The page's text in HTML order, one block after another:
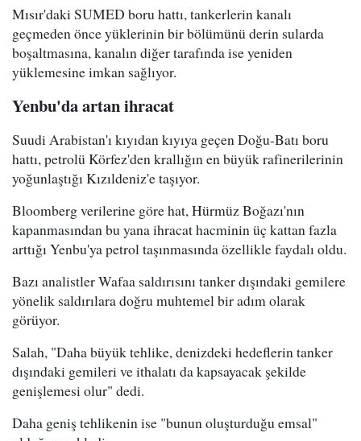
Mısır'daki SUMED boru hattı, tankerlerin kanalı
geçmeden önce yüklerinin bir bölümünü derin sularda
boşaltmasına, kanalın diğer tarafında ise yeniden
yüklemesine imkan sağlıyor.
Yenbu'da artan ihracat
Suudi Arabistan'ı kıyıdan kıyıya geçen Doğu-Batı boru
hattı, petrolü Körfez'den krallığın en büyük rafinerilerinin
yoğunlaştığı Kızıldeniz'e taşıyor.
Bloomberg verilerine göre hat, Hürmüz Boğazı'nın
kapanmasından bu yana ihracat hacminin üç kattan fazla
arttığı Yenbu'ya petrol taşınmasında özellikle faydalı oldu.
Bazı analistler Wafaa saldırısını tanker dışındaki gemilere
yönelik saldırılara doğru muhtemel bir adım olarak
görüyor.
Salah, "Daha büyük tehlike, denizdeki hedeflerin tanker
dışındaki gemileri ve ithalatı da kapsayacak şekilde
genişlemesi olur" dedi.
Daha geniş tehlikenin ise "bunun oluşturduğu emsal"